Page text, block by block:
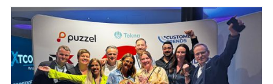
være drivkraften til gjennomføring.